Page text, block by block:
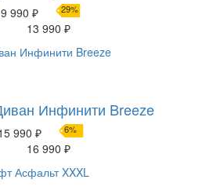
9 990 ₽ 29%
13 990 ₽
Инфинити Breeze
990 ₽ 6%
16 990 ₽